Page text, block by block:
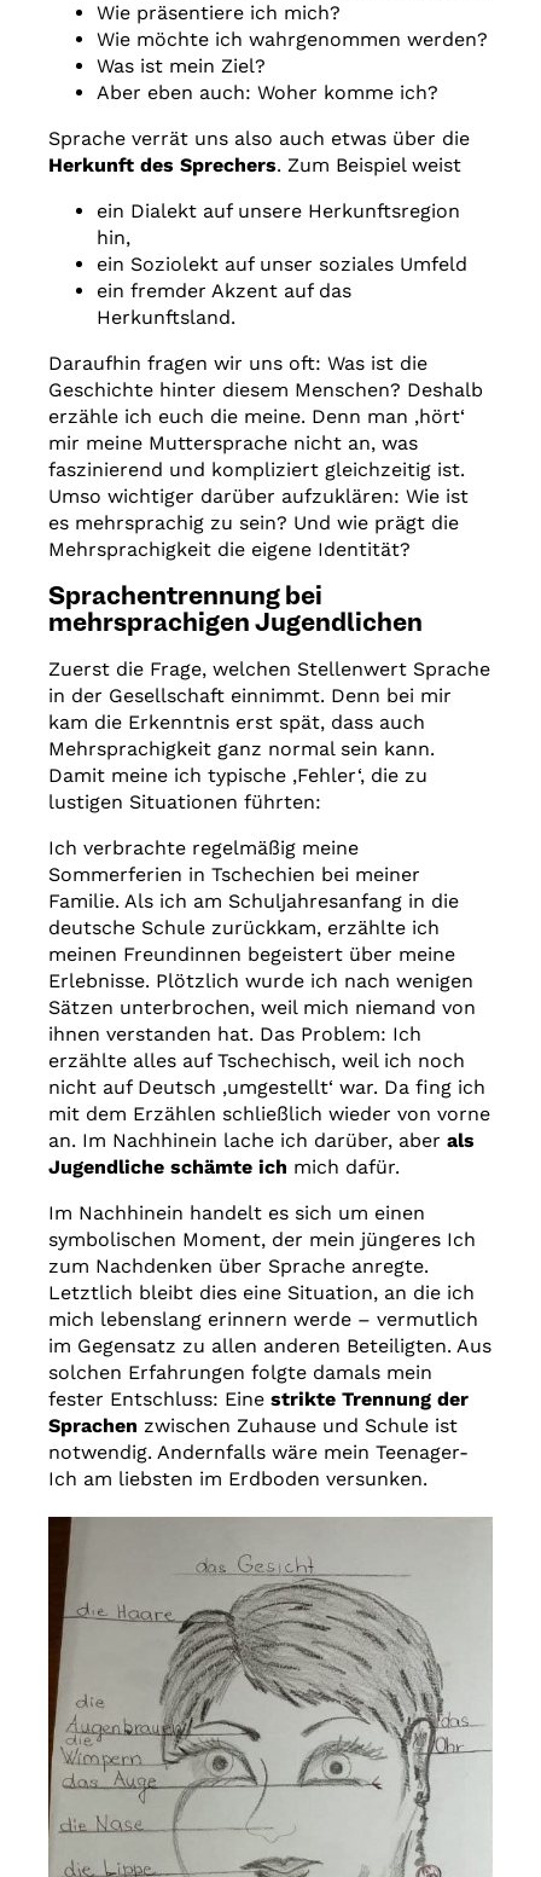
Wie präsentiere ich mich?
Wie möchte ich wahrgenommen werden?
Was ist mein Ziel?
Aber eben auch: Woher komme ich?
Sprache verrät uns also auch etwas über die
Herkunft des Sprechers. Zum Beispiel weist
ein Dialekt auf unsere Herkunftsregion
hin,
ein Soziolekt auf unser soziales Umfeld
ein fremder Akzent auf das
Herkunftsland.
Daraufhin fragen wir uns oft: Was ist die
Geschichte hinter diesem Menschen? Deshalb
erzähle ich euch die meine. Denn man ‚hört‘
mir meine Muttersprache nicht an, was
faszinierend und kompliziert gleichzeitig ist.
Umso wichtiger darüber aufzuklären: Wie ist
es mehrsprachig zu sein? Und wie prägt die
Mehrsprachigkeit die eigene Identität?
Sprachentrennung bei
mehrsprachigen Jugendlichen
Zuerst die Frage, welchen Stellenwert Sprache
in der Gesellschaft einnimmt. Denn bei mir
kam die Erkenntnis erst spät, dass auch
Mehrsprachigkeit ganz normal sein kann.
Damit meine ich typische ‚Fehler‘, die zu
lustigen Situationen führten:
Ich verbrachte regelmäßig meine
Sommerferien in Tschechien bei meiner
Familie. Als ich am Schuljahresanfang in die
deutsche Schule zurückkam, erzählte ich
meinen Freundinnen begeistert über meine
Erlebnisse. Plötzlich wurde ich nach wenigen
Sätzen unterbrochen, weil mich niemand von
ihnen verstanden hat. Das Problem: Ich
erzählte alles auf Tschechisch, weil ich noch
nicht auf Deutsch ‚umgestellt‘ war. Da fing ich
mit dem Erzählen schließlich wieder von vorne
an. Im Nachhinein lache ich darüber, aber als
Jugendliche schämte ich mich dafür.
Im Nachhinein handelt es sich um einen
symbolischen Moment, der mein jüngeres Ich
zum Nachdenken über Sprache anregte.
Letztlich bleibt dies eine Situation, an die ich
mich lebenslang erinnern werde – vermutlich
im Gegensatz zu allen anderen Beteiligten. Aus
solchen Erfahrungen folgte damals mein
fester Entschluss: Eine strikte Trennung der
Sprachen zwischen Zuhause und Schule ist
notwendig. Andernfalls wäre mein Teenager-
Ich am liebsten im Erdboden versunken.